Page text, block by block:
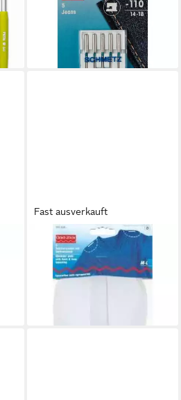
Nähmaschinennadeln Stärke
90-110 silberfarbig 5 St
lieferbar in 2 Wochen
Fast ausverkauft
PRYM
Stricknadeln Schulterpolster
Raglan M-L weiß 1 Paar